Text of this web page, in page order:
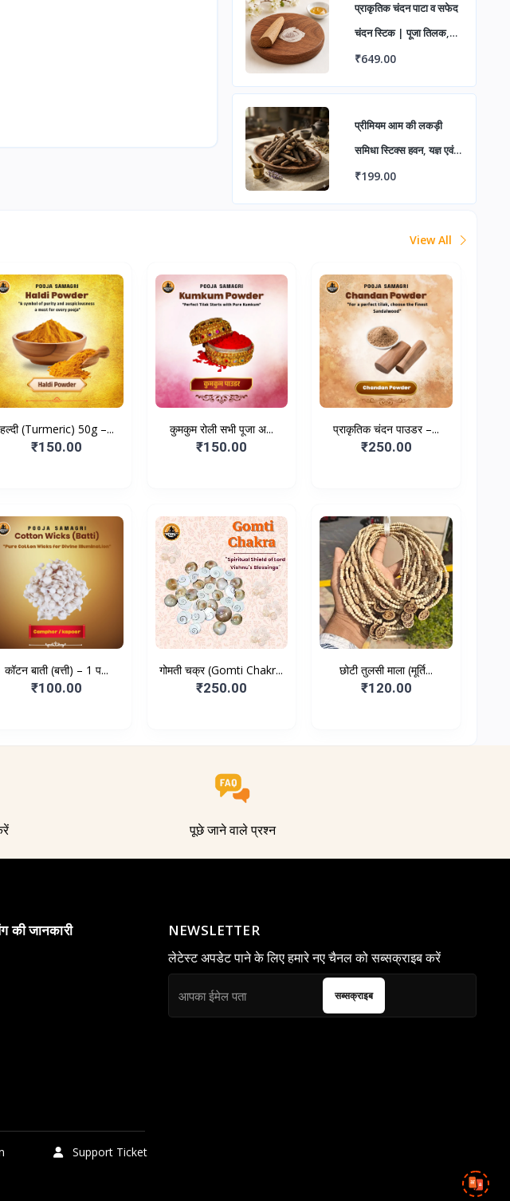
प्राकृतिक चंदन पाटा व सफेद
चंदन स्टिक | पूजा तिलक,
घुट्टी एवं जड़ी-बूटी पीसने हेतु
₹649.00
प्रीमियम आम की लकड़ी
समिधा स्टिक्स हवन, यज्ञ एवं
पूजा के लिए | प्राकृतिक सूखी
₹199.00
View All
हल्दी (Turmeric) 50g –...
₹150.00
कुमकुम रोली सभी पूजा अ...
₹150.00
प्राकृतिक चंदन पाउडर –...
₹250.00
कॉटन बाती (बत्ती) – 1 प...
₹100.00
गोमती चक्र (Gomti Chakr...
₹250.00
छोटी तुलसी माला (मूर्ति...
₹120.00
पूछे जाने वाले प्रश्न
की जानकारी NEWSLETTER
लेटेस्ट अपडेट पाने के लिए हमारे नए चैनल को सब्सक्राइब करें
सब्सक्राइब
Support Ticket